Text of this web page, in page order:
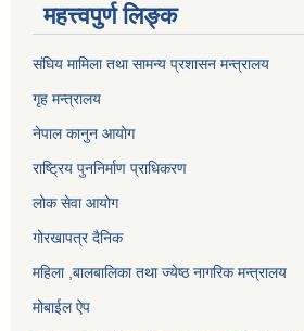
महत्त्वपुर्ण लिङ्क
संघिय मामिला तथा सामन्य प्रशासन मन्त्रालय
गृह मन्त्रालय
नेपाल कानुन आयोग
राष्ट्रिय पुननिर्माण प्राधिकरण
लोक सेवा आयोग
गोरखापत्र दैनिक
महिला ,बालबालिका तथा ज्येष्ठ नागरिक मन्त्रालय
मोबाईल ऐप